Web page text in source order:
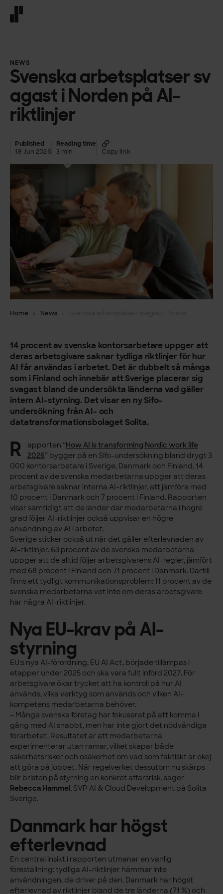
NEWS
Svenska arbetsplatser sv
agast i Norden på AI-
riktlinjer
Published
18 Jun 2026
Reading time
3 min
Copy link
Home News
14 procent av svenska kontorsarbetare uppger att
deras arbetsgivare saknar tydliga riktlinjer för hur
AI får användas i arbetet. Det är dubbelt så många
som i Finland och innebär att Sverige placerar sig
svagast bland de undersökta länderna vad gäller
intern AI-styrning. Det visar en ny Sifo-
undersökning från AI- och
datatransformationsbolaget Solita.
R apporten “How AI is transforming Nordic work life
2026” bygger på en Sifo-undersökning bland drygt 3
000 kontorsarbetare i Sverige, Danmark och Finland. 14
procent av de svenska medarbetarna uppger att deras
arbetsgivare saknar interna AI-riktlinjer, att jämföra med
10 procent i Danmark och 7 procent i Finland. Rapporten
visar samtidigt att de länder där medarbetarna i högre
grad följer AI-riktlinjer också uppvisar en högre
användning av AI i arbetet.
Sverige sticker också ut när det gäller efterlevnaden av
AI-riktlinjer. 63 procent av de svenska medarbetarna
uppger att de alltid följer arbetsgivarens AI-regler, jämfört
med 68 procent i Finland och 71 procent i Danmark. Därtill
finns ett tydligt kommunikationsproblem: 11 procent av de
svenska medarbetarna vet inte om deras arbetsgivare
har några AI-riktlinjer.
Nya EU-krav på AI-
styrning
EU:s nya AI-förordning, EU AI Act, började tillämpas i
etapper under 2025 och ska vara fullt införd 2027. För
arbetsgivare ökar trycket att ha kontroll på hur AI
används, vilka verktyg som används och vilken AI-
kompetens medarbetarna behöver.
– Många svenska företag har fokuserat på att komma i
gång med AI snabbt, men har inte gjort det nödvändiga
förarbetet. Resultatet är att medarbetarna
experimenterar utan ramar, vilket skapar både
säkerhetsrisker och osäkerhet om vad som faktiskt är okej
att göra på jobbet. När regelverket dessutom nu skärps
blir bristen på styrning en konkret affärsrisk, säger
Rebecca Hammel, SVP AI & Cloud Development på Solita
Sverige.
Danmark har högst
efterlevnad
En central insikt i rapporten utmanar en vanlig
föreställning: tydliga AI-riktlinjer hämmar inte
användningen, de driver på den. Danmark har högst
efterlevnad av riktlinjer bland de tre länderna (71 %) och